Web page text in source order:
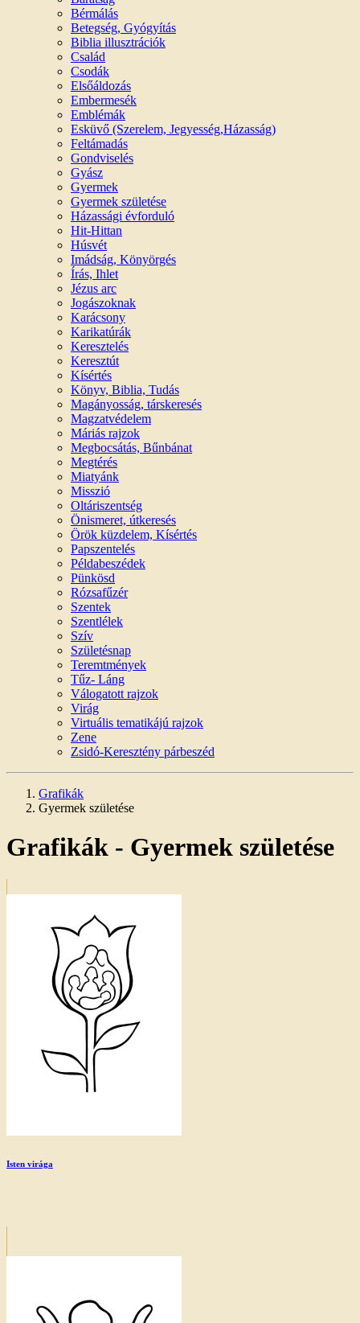
Bérmálás
Betegség, Gyógyítás
Biblia illusztrációk
Család
Csodák
Elsőáldozás
Embermesék
Emblémák
Esküvő (Szerelem, Jegyesség,Házasság)
Feltámadás
Gondviselés
Gyász
Gyermek
Gyermek születése
Házassági évforduló
Hit-Hittan
Húsvét
Imádság, Könyörgés
Írás, Ihlet
Jézus arc
Jogászoknak
Karácsony
Karikatúrák
Keresztelés
Keresztút
Kísértés
Könyv, Biblia, Tudás
Magányosság, társkeresés
Magzatvédelem
Máriás rajzok
Megbocsátás, Bűnbánat
Megtérés
Miatyánk
Misszió
Oltáriszentség
Önismeret, útkeresés
Örök küzdelem, Kísértés
Papszentelés
Példabeszédek
Pünkösd
Rózsafűzér
Szentek
Szentlélek
Szív
Születésnap
Teremtmények
Tűz- Láng
Válogatott rajzok
Virág
Virtuális tematikájú rajzok
Zene
Zsidó-Keresztény párbeszéd
Grafikák
Gyermek születése
Grafikák - Gyermek születése
Isten virága